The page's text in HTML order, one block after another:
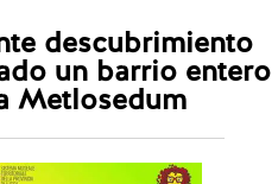
descubrimiento
un barrio entero
Metlosedum